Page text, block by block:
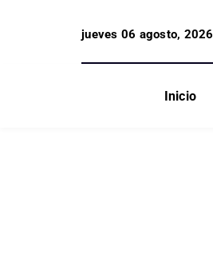
jueves 06 agosto, 2026
Inicio